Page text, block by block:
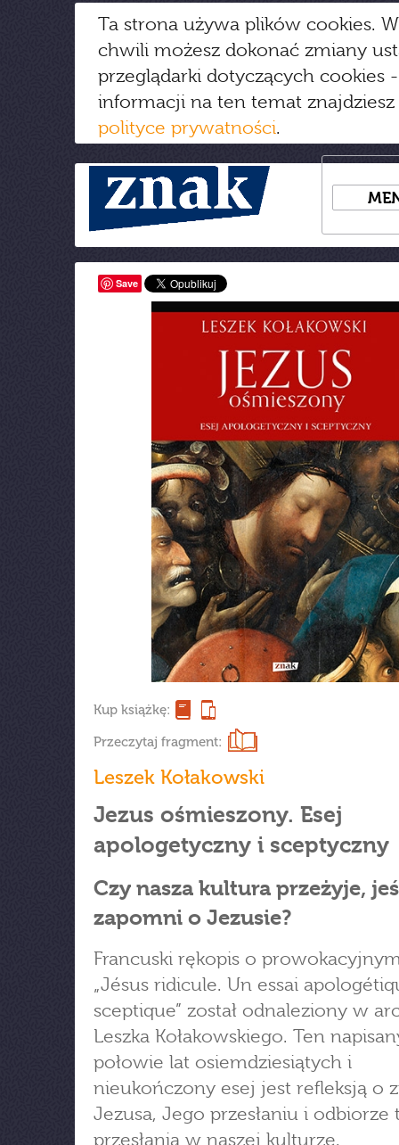
Ta strona używa plików cookies.
chwili możesz dokonać zmiany
przeglądarki dotyczących cookies
informacji na ten temat
polityce prywatności.
Save
Kup książkę:
Przeczytaj fragment:
Leszek Kołakowski
Jezus ośmieszony. Esej
apologetyczny i sceptyczny
Czy nasza kultura przeżyje,
zapomni o Jezusie?
Francuski rękopis o
„Jésus ridicule. Un essai
sceptique” został odnaleziony w
Leszka Kołakowskiego. Ten
połowie lat osiemdziesiątych i
nieukończony esej jest refleksją o
Jezusa, Jego przesłaniu i odbiorze
przesłania w naszej kulturze.